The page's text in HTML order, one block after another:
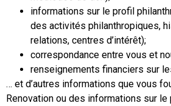
informations sur le profil
des activités philanthropiques,
relations, centres d’intérêt);
correspondance entre vous et
renseignements financiers sur
… et d’autres informations que vous
Renovation ou des informations sur